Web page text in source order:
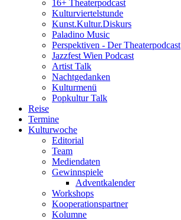
16+ Theaterpodcast
Kulturviertelstunde
Kunst.Kultur.Diskurs
Paladino Music
Perspektiven - Der Theaterpodcast
Jazzfest Wien Podcast
Artist Talk
Nachtgedanken
Kulturmenü
Popkultur Talk
Reise
Termine
Kulturwoche
Editorial
Team
Mediendaten
Gewinnspiele
Adventkalender
Workshops
Kooperationspartner
Kolumne